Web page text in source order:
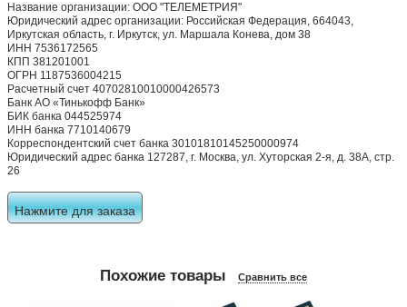
Название организации: ООО "ТЕЛЕМЕТРИЯ"
Юридический адрес организации: Российская Федерация, 664043,
Иркутская область, г. Иркутск, ул. Маршала Конева, дом 38
ИНН 7536172565
КПП 381201001
ОГРН 1187536004215
Расчетный счет 40702810010000426573
Банк АО «Тинькофф Банк»
БИК банка 044525974
ИНН банка 7710140679
Корреспондентский счет банка 30101810145250000974
Юридический адрес банка 127287, г. Москва, ул. Хуторская 2-я, д. 38А, стр.
26
Нажмите для заказа
Похожие товары Сравнить все